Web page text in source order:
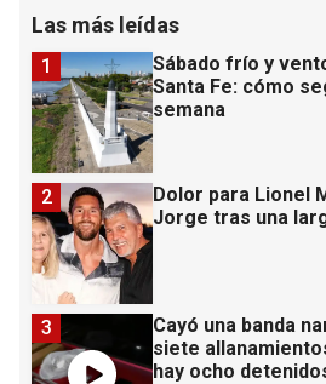
Las más leídas
Sábado frío y
Santa Fe: cómo
semana
1
Dolor para Lionel
Jorge tras una
2
Cayó una banda
siete
hay ocho
3